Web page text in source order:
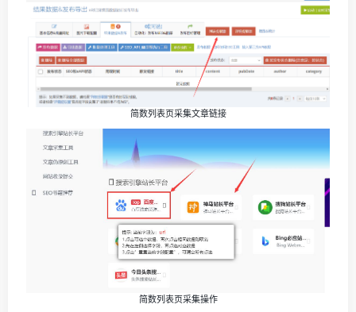
简数列表页采集文章链接
简数列表页采集操作